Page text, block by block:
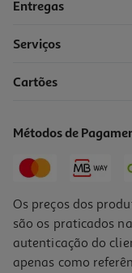
Entregas
Serviços
Cartões
Métodos de
Os preços dos
são os praticados
autenticação do
apenas como